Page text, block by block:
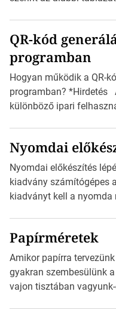
mutatja az A4-es
észak-amerikai boríték
vonatkozik. Boríték
QR-kód
programban
Hogyan működik a QR-
programban? *Hirdetés
különböző ipari
okostelefonjára telepíthet
alkalmazást, ami
információt és átirányítja
weblapjára. A QR-kód
Nyomdai
Nyomdai előkészítés
kiadvány számítógépes
kiadványt kell a
Illustratorban készült
esetben konzultáljunk a
nyomdai
derüljön ki, hogy valamit
Papírméretek
Amikor papírra
gyakran szembesülünk
vajon tisztában